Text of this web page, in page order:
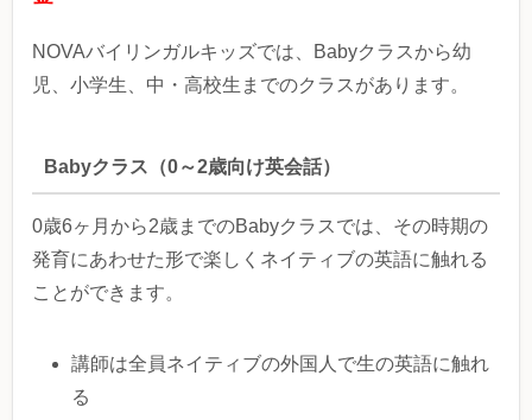
NOVAバイリンガルキッズでは、Babyクラスから幼
児、小学生、中・高校生までのクラスがあります。
Babyクラス（0～2歳向け英会話）
0歳6ヶ月から2歳までのBabyクラスでは、その時期の
発育にあわせた形で楽しくネイティブの英語に触れる
ことができます。
講師は全員ネイティブの外国人で生の英語に触れ
る